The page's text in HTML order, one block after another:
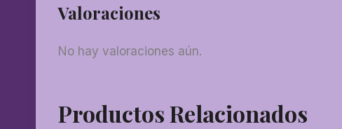
Valoraciones
No hay valoraciones aún.
Productos Relacionados